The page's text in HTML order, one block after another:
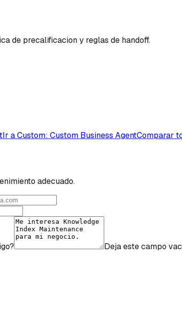
de precalificacion y reglas de handoff.
Ir a Custom: Custom Business AgentComparar
adecuado.
Deja este campo